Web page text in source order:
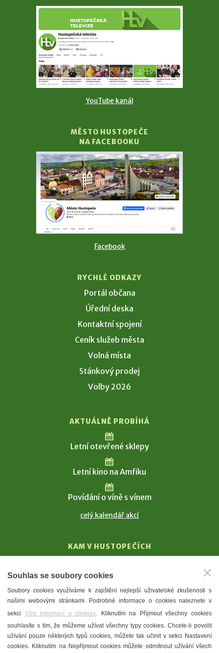
YouTube kanál
MĚSTO HUSTOPEČE
NA FACEBOOKU
Facebook
RYCHLÉ ODKAZY
Portál občana
Úřední deska
Kontaktní spojení
Ceník služeb města
Volná místa
Stánkový prodej
Volby 2026
AKTUÁLNĚ PROBÍHÁ
Letní otevřené sklepy
Letní kino na Amfiku
Povídání o víně s vínem
celý kalendář akcí
KAM V HUSTOPEČÍCH
T. G. Masaryk
Mandloně
Ubytování
Restaurace
Městské muzeum a galerie
Souhlas se soubory cookies
Soubory cookies využíváme k zajištění nejlepší uživatelské zkušenosti s
našimi webovými stránkami. Podrobné informace o cookies naleznete v
sekci Více informací o cookies. Kliknutím na Přijmout všechny cookies
souhlasíte s tím, že můžeme užívat všechny typy cookies. Chcete-li povolit
užívání pouze některých typů cookies, můžete tak učinit v sekci Nastavení
cookies. Kliknutím na Nepřijmout cookies můžete odmítnout užívání všech